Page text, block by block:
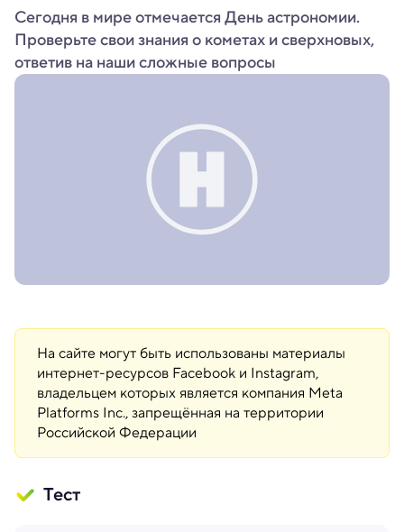
Сегодня в мире отмечается День астрономии.
Проверьте свои знания о кометах и сверхновых,
ответив на наши сложные вопросы
На сайте могут быть использованы материалы
интернет-ресурсов Facebook и Instagram,
владельцем которых является компания Meta
Platforms Inc., запрещённая на территории
Российской Федерации
Тест